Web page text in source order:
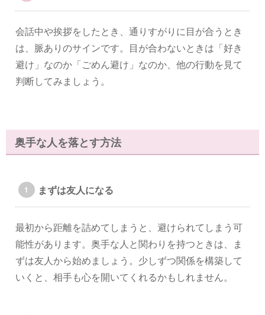
会話中や挨拶をしたとき、通りすがりに目が合うとき
は、脈ありのサインです。目が合わないときは「好き
避け」なのか「ごめん避け」なのか、他の行動を見て
判断してみましょう。
奥手な人を落とす方法
まずは友人になる
最初から距離を詰めてしまうと、避けられてしまう可
能性があります。奥手な人と関わりを持つときは、ま
ずは友人から始めましょう。少しずつ関係を構築して
いくと、相手も心を開いてくれるかもしれません。